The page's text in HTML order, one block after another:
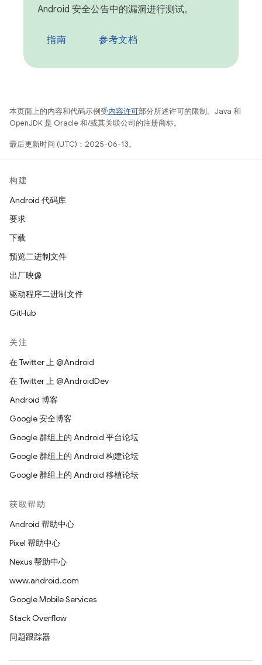
Android 安全公告中的漏洞进行测试。
指南 参考文档
本页面上的内容和代码示例受内容许可部分所述许可的限制。Java 和
OpenJDK 是 Oracle 和/或其关联公司的注册商标。
最后更新时间 (UTC)：2025-06-13。
构建
Android 代码库
要求
下载
预览二进制文件
出厂映像
驱动程序二进制文件
GitHub
关注
在 Twitter 上 @Android
在 Twitter 上 @AndroidDev
Android 博客
Google 安全博客
Google 群组上的 Android 平台论坛
Google 群组上的 Android 构建论坛
Google 群组上的 Android 移植论坛
获取帮助
Android 帮助中心
Pixel 帮助中心
Nexus 帮助中心
www.android.com
Google Mobile Services
Stack Overflow
问题跟踪器